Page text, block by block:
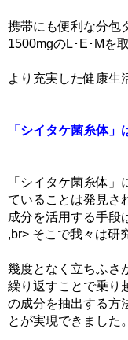
携帯にも便利な分包
1500mgのL･E･Mを
より充実した健康
「シイタケ菌糸体
「シイタケ菌糸体
ていることは発見さ
成分を活用する手段
,br> そこで我々は研
幾度となく立ちふさ
繰り返すことで乗り
の成分を抽出する方
とが実現できました。